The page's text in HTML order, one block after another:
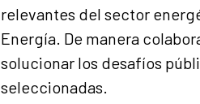
relevantes del sector
Energía. De manera
solucionar los desafíos
seleccionadas.